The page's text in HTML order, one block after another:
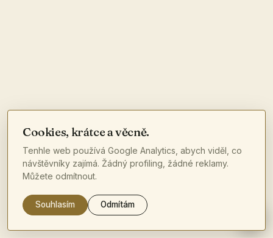
Cookies, krátce a věcně.
Tenhle web používá Google Analytics, abych viděl, co
návštěvníky zajímá. Žádný profiling, žádné reklamy.
Můžete odmítnout.
Souhlasím Odmítám